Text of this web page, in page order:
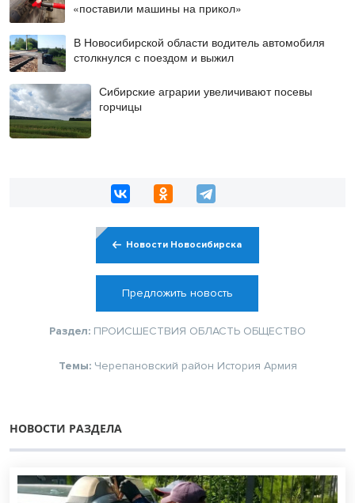
«поставили машины на прикол»
В Новосибирской области водитель автомобиля
столкнулся с поездом и выжил
Сибирские аграрии увеличивают посевы
горчицы
Новости Новосибирска
Предложить новость
Раздел: ПРОИСШЕСТВИЯ ОБЛАСТЬ ОБЩЕСТВО
Темы: Черепановский район История Армия
НОВОСТИ РАЗДЕЛА